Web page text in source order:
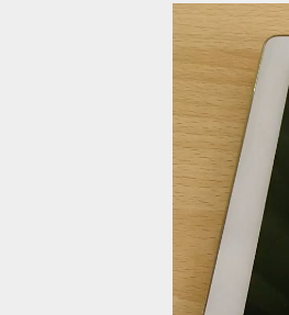
画
プ
レ
ー
ヤ
ー